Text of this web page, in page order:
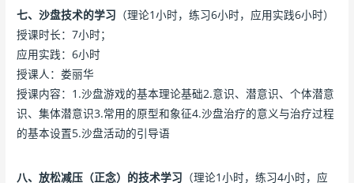
七、沙盘技术的学习 （理论1小时，练习6小时，应用实践6小时）
授课时长：7小时；
应用实践：6小时
授课人：娄丽华
授课内容：1.沙盘游戏的基本理论基础2.意识、潜意识、个体潜意
识、集体潜意识3.常用的原型和象征4.沙盘治疗的意义与治疗过程
的基本设置5.沙盘活动的引导语
八、放松减压（正念）的技术学习 （理论1小时，练习4小时，应